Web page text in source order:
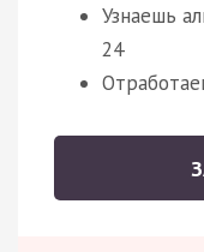
Узнаешь
24